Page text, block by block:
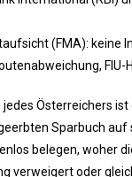
(FMA): keine
Österreichers
Sparbuch
belegen, woher
verweigert oder